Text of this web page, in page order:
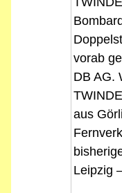
vorab
DB AG.
aus
Leipzig